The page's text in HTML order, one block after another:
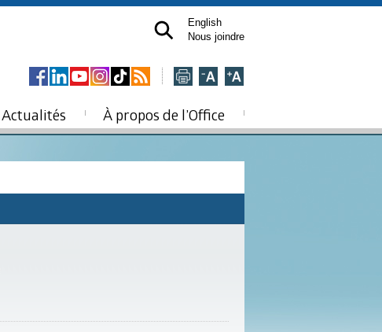
English
Nous joindre
Actualités À propos de l’Office